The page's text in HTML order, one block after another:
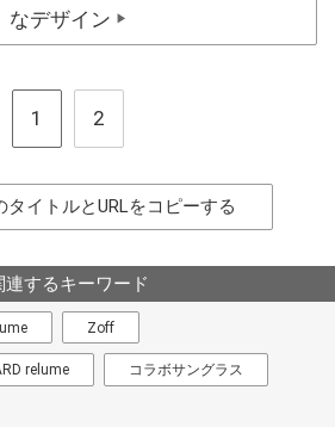
なデザイン ▶
1 2
タイトルとURLをコピーする
連するキーワード
Zoff
relume コラボサングラス